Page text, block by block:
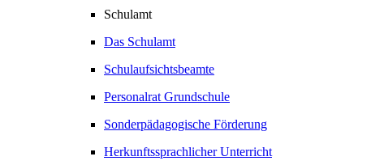
Schulamt
Das Schulamt
Schulaufsichtsbeamte
Personalrat Grundschule
Sonderpädagogische Förderung
Herkunftssprachlicher Unterricht